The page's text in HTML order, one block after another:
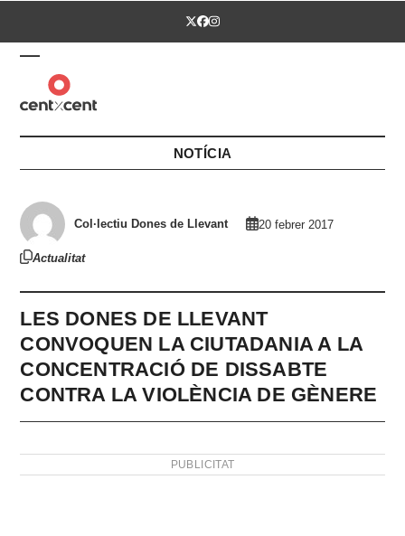
Twitter
Facebook
Instagram
Open
mobile
menu
Close
mobile
menu
NOTÍCIA
Col·lectiu Dones de Llevant 20 febrer 2017
Actualitat
LES DONES DE LLEVANT
CONVOQUEN LA CIUTADANIA A LA
CONCENTRACIÓ DE DISSABTE
CONTRA LA VIOLÈNCIA DE GÈNERE
PUBLICITAT